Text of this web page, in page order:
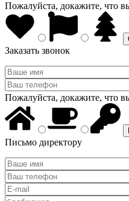
Пожалуйста, докажите, что
Заказать звонок
Пожалуйста, докажите, что
Письмо директору